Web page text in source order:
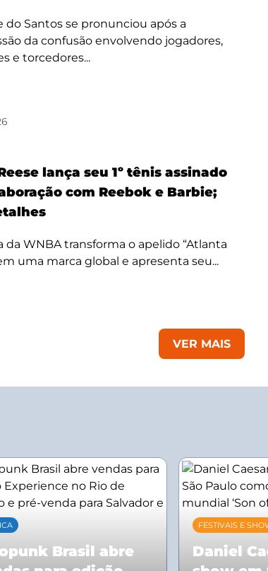
do Santos se pronunciou após a
da confusão envolvendo jogadores,
e torcedores...
lança seu 1º tênis assinado
com Reebok e Barbie;
da WNBA transforma o apelido “Atlanta
uma marca global e apresenta seu...
VER MAIS
Brasil abre
FESTIVAIS E
Daniel